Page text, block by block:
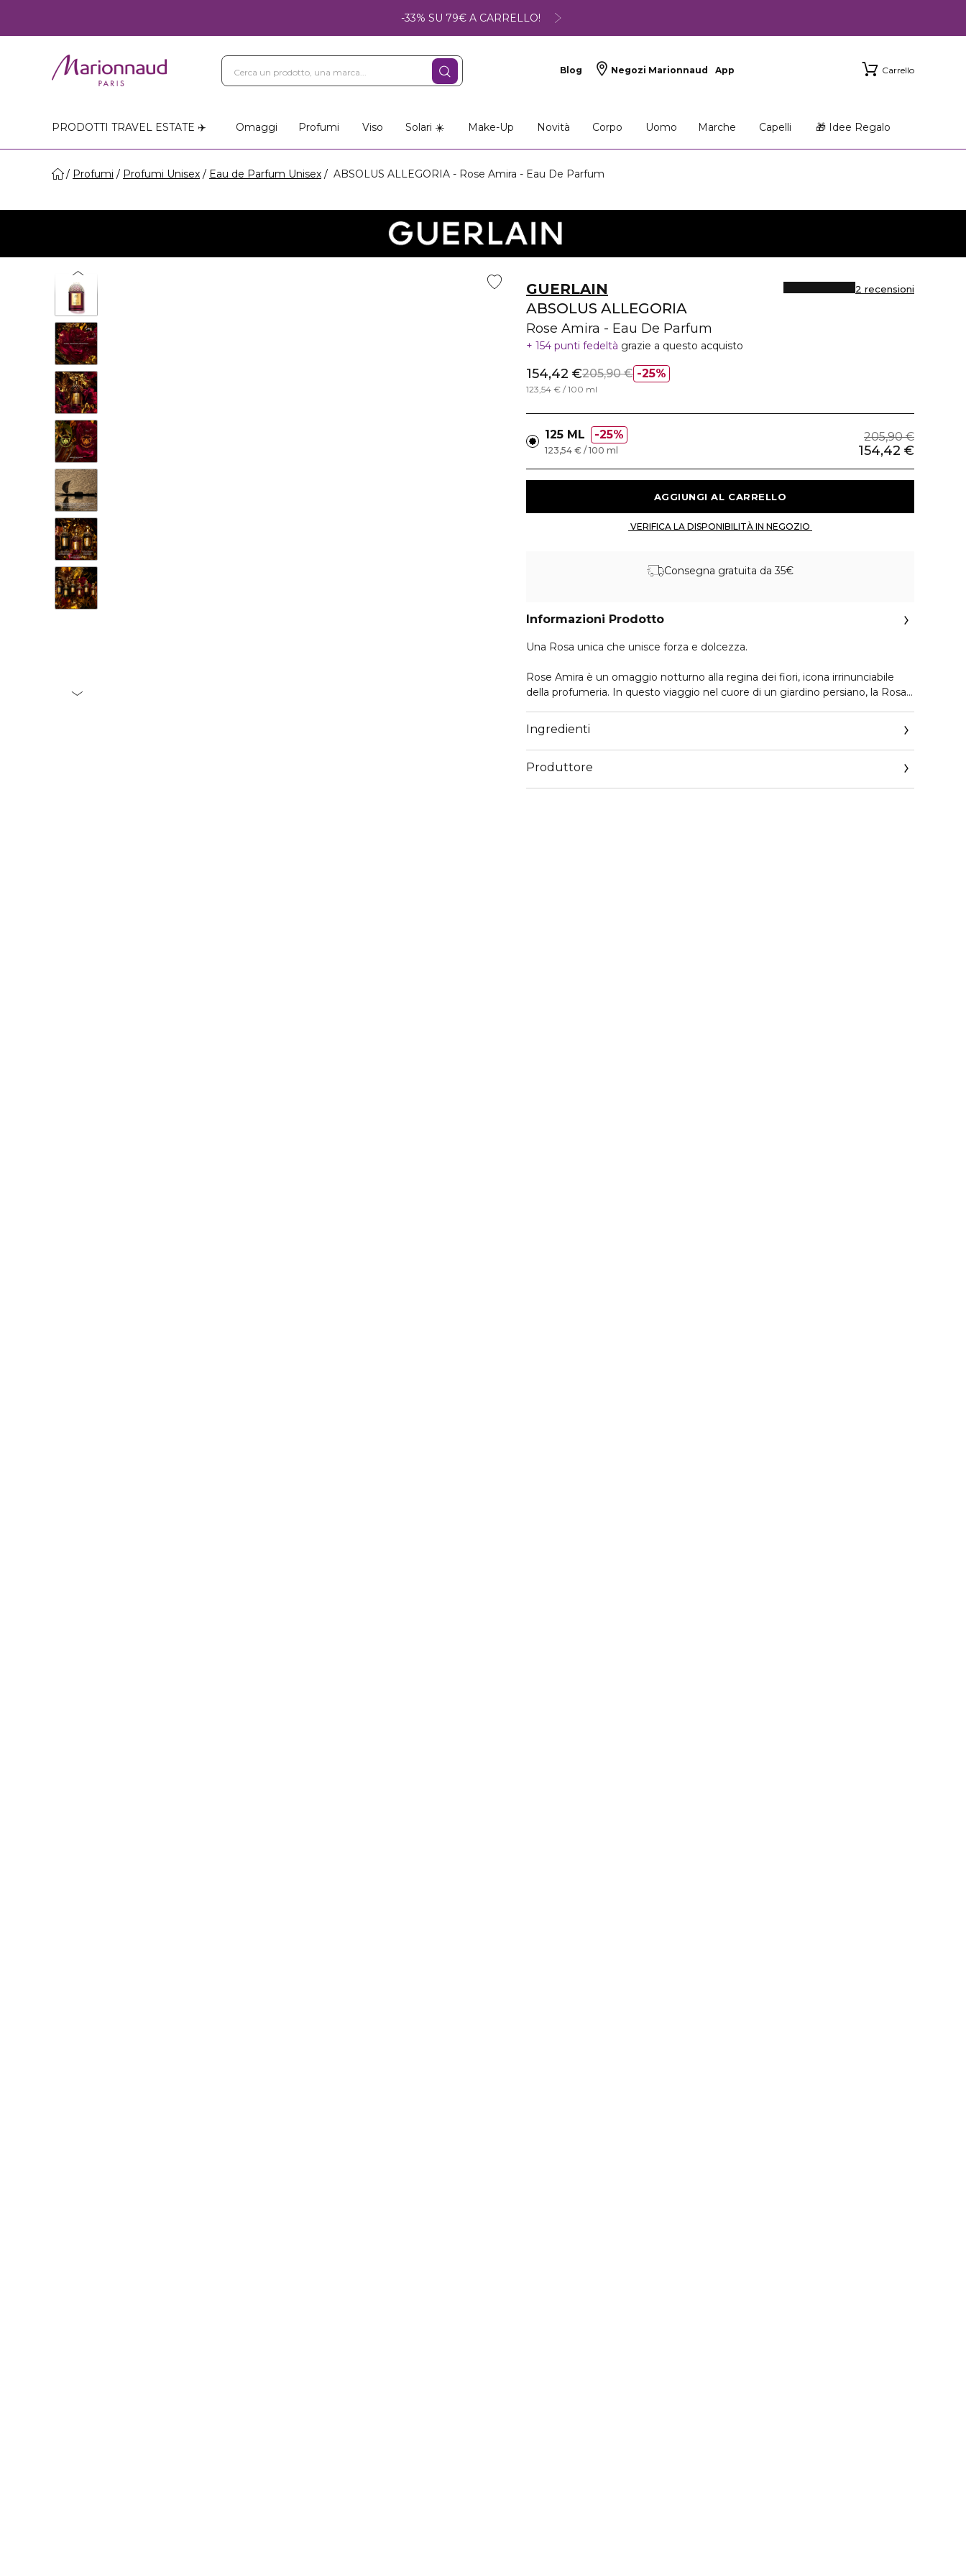
-33% SU 79€ A CARRELLO!
Blog Negozi Marionnaud App Carrello
PRODOTTI TRAVEL ESTATE ✈️ Omaggi Profumi Viso Solari ☀️ Make-Up Novità Corpo Uomo Marche Capelli 🎁 Idee Regalo
Profumi Profumi Unisex Eau de Parfum Unisex ABSOLUS ALLEGORIA - Rose Amira - Eau De Parfum
GUERLAIN
ABSOLUS ALLEGORIA
Rose Amira - Eau De Parfum
2 recensioni
154 punti fedeltà grazie a questo acquisto
25%
154,42 €205,90 €
123,54 € / 100 ml
125 ML 25% 205,90 €
154,42 €
123,54 € / 100 ml
Consegna gratuita da 35€
Informazioni Prodotto
Una Rosa unica che unisce forza e dolcezza.
Rose Amira è un omaggio notturno alla regina dei fiori, icona irrinunciabile
della profumeria. In questo viaggio nel cuore di un giardino persiano, la Rosa
Patchouli riscaldante, il maestoso fiore rivela una miscela di forza e dolcezza
in una scia di Muschio.
Ingredienti
Produttore